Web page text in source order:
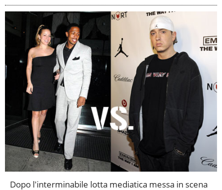
Dopo l'interminabile lotta mediatica messa in scena